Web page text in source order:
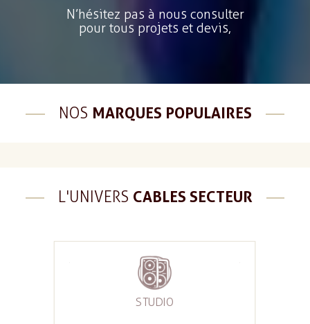
N’hésitez pas à nous consulter
pour tous projets et devis,
NOS MARQUES POPULAIRES
L'UNIVERS CABLES SECTEUR
STUDIO